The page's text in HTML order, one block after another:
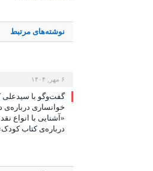
نوشته‌های مرتبط
۶ مهر, ۱۴۰۴
گفت‌وگو با
خوانساری
«آشنایی با انواع
درباره‌ی کتاب